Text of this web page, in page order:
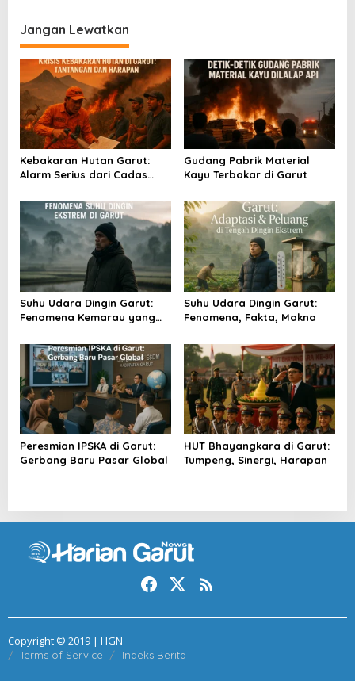
g
a
s
i
p
o
s
Jangan Lewatkan
Kebakaran Hutan Garut:
Alarm Serius dari Cadas
Gudang Pabrik Material
Kayu Terbakar di Garut
Suhu Udara Dingin Garut:
Fenomena Kemarau yang
Suhu Udara Dingin Garut:
Fenomena, Fakta, Makna
Peresmian IPSKA di Garut:
Gerbang Baru Pasar Global
HUT Bhayangkara di Garut:
Tumpeng, Sinergi, Harapan
Copyright © 2019 | HGN
Terms of Service Indeks Berita